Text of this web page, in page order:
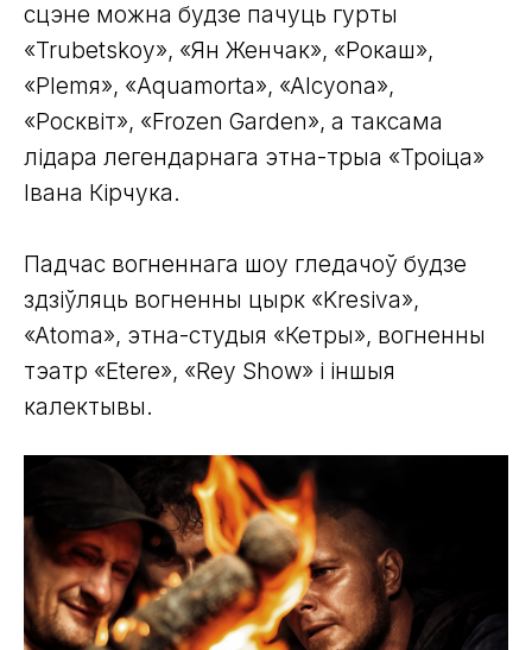
сцэне можна будзе пачуць гурты
«Trubetskoy», «Ян Женчак», «Рокаш»,
«Plemя», «Aquamorta», «Alcyona»,
«Росквіт», «Frozen Garden», а таксама
лідара легендарнага этна-трыа «Троіца»
Івана Кірчука.
Падчас вогненнага шоу гледачоў будзе
здзіўляць вогненны цырк «Kresiva»,
«Atoma», этна-студыя «Кетры», вогненны
тэатр «Etere», «Rey Show» і іншыя
калектывы.